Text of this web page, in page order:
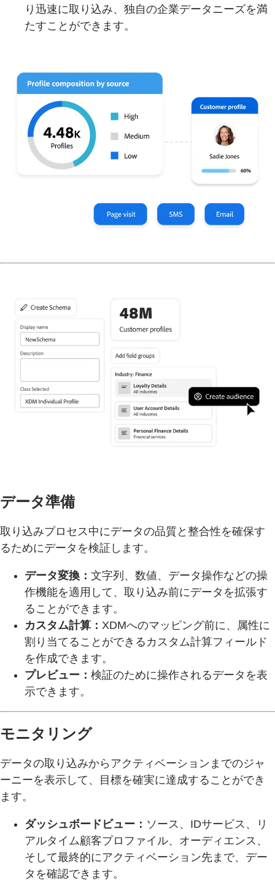
り迅速に取り込み、独自の企業データニーズを満
たすことができます。
データ準備
取り込みプロセス中にデータの品質と整合性を確保す
るためにデータを検証します。
データ変換： 文字列、数値、データ操作などの操
作機能を適用して、取り込み前にデータを拡張す
ることができます。
カスタム計算： XDMへのマッピング前に、属性に
割り当てることができるカスタム計算フィールド
を作成できます。
プレビュー： 検証のために操作されるデータを表
示できます。
モニタリング
データの取り込みからアクティベーションまでのジャ
ーニーを表示して、目標を確実に達成することができ
ます。
ダッシュボードビュー： ソース、IDサービス、リ
アルタイム顧客プロファイル、オーディエンス、
そして最終的にアクティベーション先まで、デー
タを確認できます。